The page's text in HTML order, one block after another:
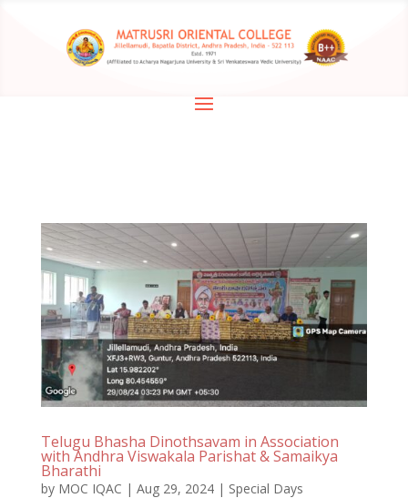
Telugu Bhasha Dinothsavam in Association
with Andhra Viswakala Parishat & Samaikya
Bharathi
by MOC IQAC | Aug 29, 2024| Special Days